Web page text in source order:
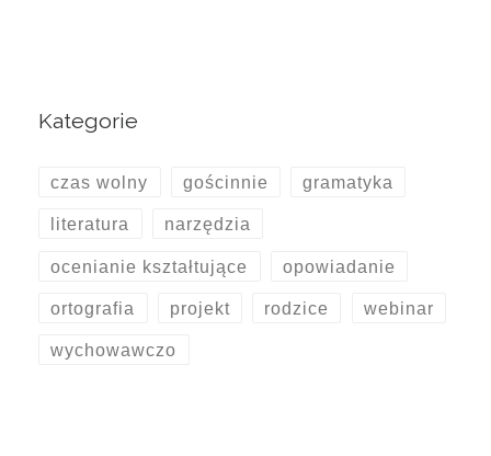
Kategorie
czas wolny gościnnie gramatyka
literatura narzędzia
ocenianie kształtujące opowiadanie
ortografia projekt rodzice webinar
wychowawczo